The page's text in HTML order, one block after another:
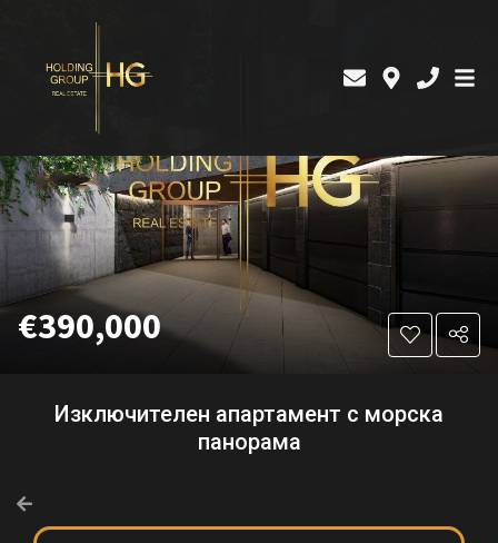
€390,000
Изключителен апартамент с морска
панорама